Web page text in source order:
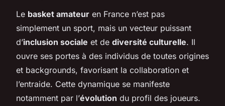
Le basket amateur en France n’est pas
simplement un sport, mais un vecteur puissant
d’inclusion sociale et de diversité culturelle. Il
ouvre ses portes à des individus de toutes origines
et backgrounds, favorisant la collaboration et
l’entraide. Cette dynamique se manifeste
notamment par l’évolution du profil des joueurs.